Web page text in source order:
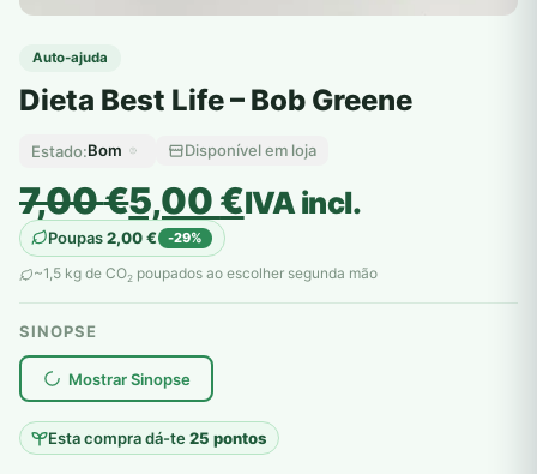
Auto-ajuda
Dieta Best Life – Bob Greene
Estado:Bom Disponível em loja
7,00€
O
preço
original
era:
7,00 €.
5,00€
O
preço
atual
é:
5,00 €.
IVA incl.
Poupas2,00€ -29%
~1,5 kg de CO2 poupados ao escolher segunda mão
SINOPSE
Mostrar Sinopse
Esta compra dá-te25 pontos
plantar árvores reais